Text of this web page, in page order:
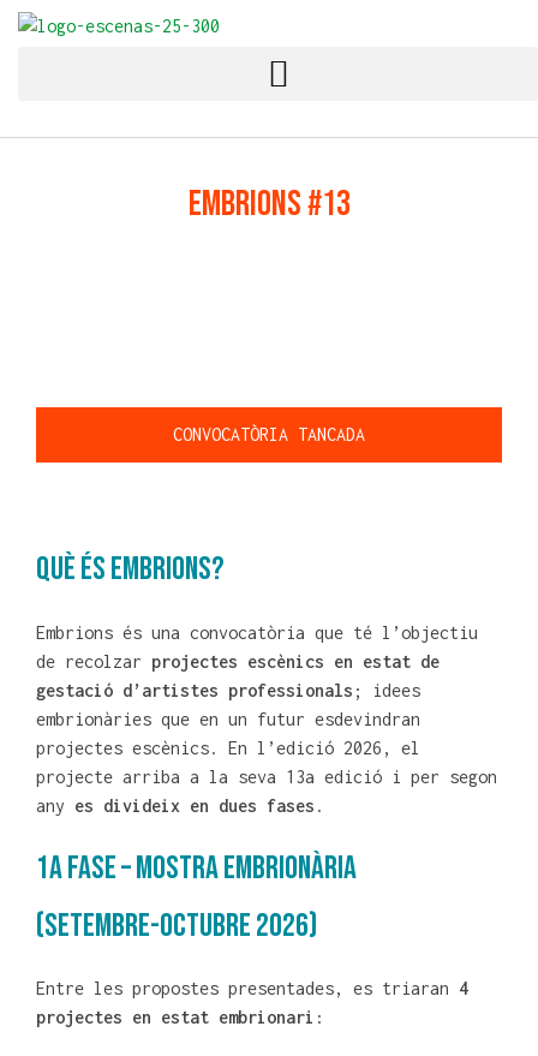
Embrions #13
CONVOCATÒRIA TANCADA
QUÈ ÉS EMBRIONS?
Embrions és una convocatòria que té l’objectiu
de recolzar projectes escènics en estat de
gestació d’artistes professionals ; idees
embrionàries que en un futur esdevindran
projectes escènics. En l’edició 2026, el
projecte arriba a la seva 13a edició i per segon
any es divideix en dues fases .
1A FASE – MOSTRA EMBRIONÀRIA
(setembre-octubre 2026)
Entre les propostes presentades, es triaran 4
projectes en estat embrionari :